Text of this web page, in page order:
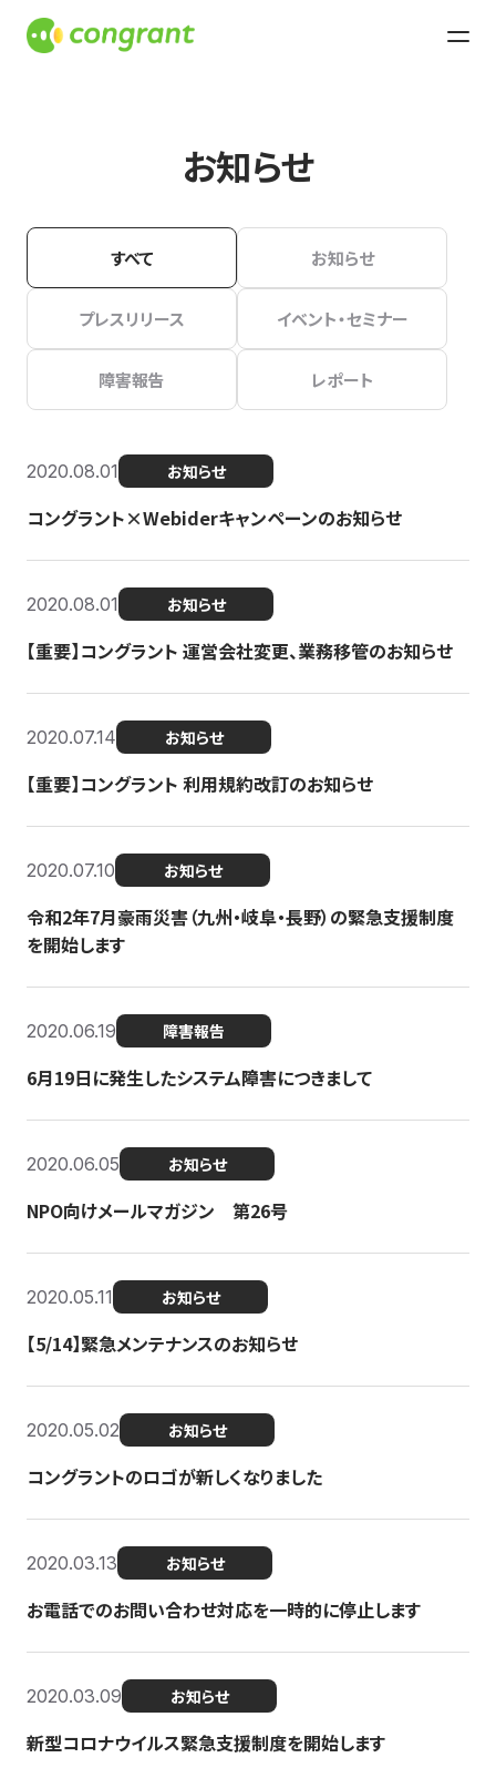
お知らせ
すべて お知らせ
プレスリリース イベント・セミナー
障害報告 レポート
2020.08.01 お知らせ
コングラント×Webiderキャンペーンのお知らせ
2020.08.01 お知らせ
【重要】コングラント 運営会社変更、業務移管のお知らせ
2020.07.14 お知らせ
【重要】コングラント 利用規約改訂のお知らせ
2020.07.10 お知らせ
令和2年7月豪雨災害（九州・岐阜・長野）の緊急支援制度
を開始します
2020.06.19 障害報告
6月19日に発生したシステム障害につきまして
2020.06.05 お知らせ
NPO向けメールマガジン 第26号
2020.05.11 お知らせ
【5/14】緊急メンテナンスのお知らせ
2020.05.02 お知らせ
コングラントのロゴが新しくなりました
2020.03.13 お知らせ
お電話でのお問い合わせ対応を一時的に停止します
2020.03.09 お知らせ
新型コロナウイルス緊急支援制度を開始します